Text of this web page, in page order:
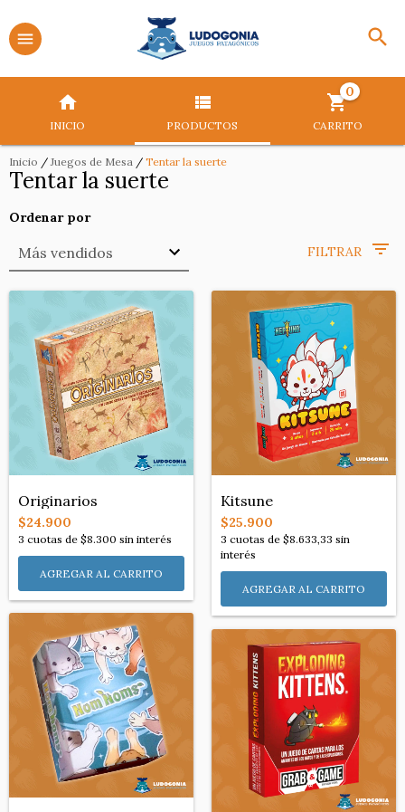
INICIO PRODUCTOS CARRITO
0
Inicio / Juegos de Mesa / Tentar la suerte
Tentar la suerte
Ordenar por
FILTRAR
Originarios
$24.900
3 cuotas de $8.300 sin interés
Kitsune
$25.900
3 cuotas de $8.633,33 sin
interés